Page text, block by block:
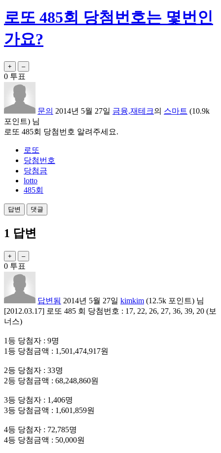
로또 485회 당첨번호는 몇번인
가요?
0 투표
문의 2014년 5월 27일 금융,재테크의 스마트 (10.9k
포인트) 님
로또 485회 당첨번호 알려주세요.
로또
당첨번호
당첨금
lotto
485회
1 답변
0 투표
답변됨 2014년 5월 27일 kimkim (12.5k 포인트) 님
[2012.03.17] 로또 485 회 당첨번호 : 17, 22, 26, 27, 36, 39, 20 (보
너스)
1등 당첨자 : 9명
1등 당첨금액 : 1,501,474,917원
2등 당첨자 : 33명
2등 당첨금액 : 68,248,860원
3등 당첨자 : 1,406명
3등 당첨금액 : 1,601,859원
4등 당첨자 : 72,785명
4등 당첨금액 : 50,000원